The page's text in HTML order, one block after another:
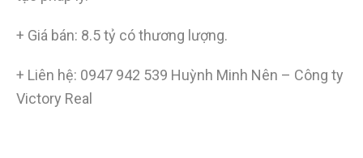
+ Giá bán: 8.5 tỷ có thương lượng.
+ Liên hệ: 0947 942 539 Huỳnh Minh Nên – Công ty
Victory Real